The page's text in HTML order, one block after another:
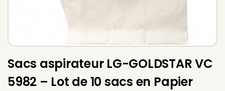
Sacs aspirateur LG-GOLDSTAR VC
5982 – Lot de 10 sacs en Papier